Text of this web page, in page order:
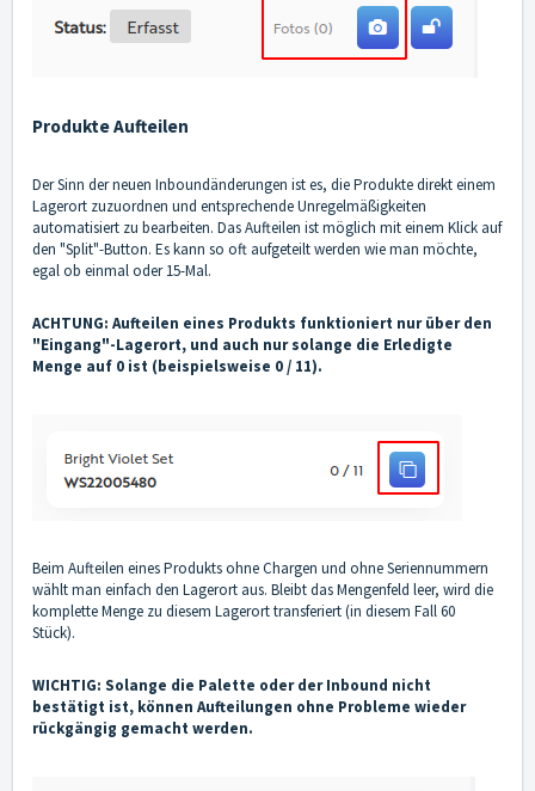
Produkte Aufteilen
Der Sinn der neuen Inboundänderungen ist es, die Produkte direkt einem
Lagerort zuzuordnen und entsprechende Unregelmäßigkeiten
automatisiert zu bearbeiten. Das Aufteilen ist möglich mit einem Klick auf
den "Split"-Button. Es kann so oft aufgeteilt werden wie man möchte,
egal ob einmal oder 15-Mal.
ACHTUNG: Aufteilen eines Produkts funktioniert nur über den
"Eingang"-Lagerort, und auch nur solange die Erledigte
Menge auf 0 ist (beispielsweise 0 / 11).
Beim Aufteilen eines Produkts ohne Chargen und ohne Seriennummern
wählt man einfach den Lagerort aus. Bleibt das Mengenfeld leer, wird die
komplette Menge zu diesem Lagerort transferiert (in diesem Fall 60
Stück).
WICHTIG: Solange die Palette oder der Inbound nicht
bestätigt ist, können Aufteilungen ohne Probleme wieder
rückgängig gemacht werden.